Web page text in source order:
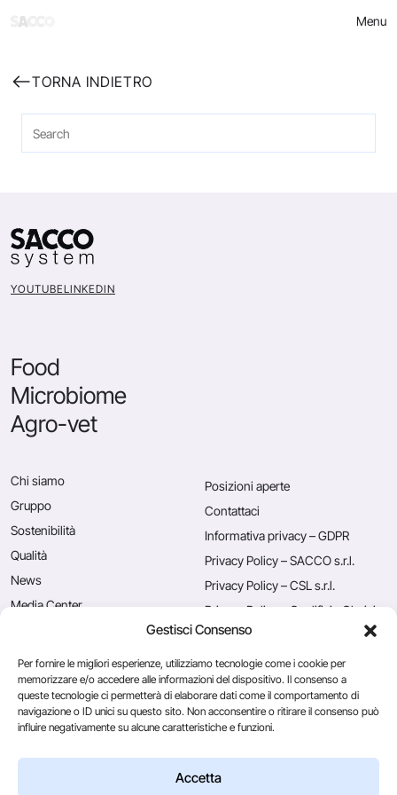
Gestisci Consenso
Per fornire le migliori esperienze, utilizziamo tecnologie come i cookie per
memorizzare e/o accedere alle informazioni del dispositivo. Il consenso a
queste tecnologie ci permetterà di elaborare dati come il comportamento di
navigazione o ID unici su questo sito. Non acconsentire o ritirare il consenso può
influire negativamente su alcune caratteristiche e funzioni.
Accetta
Menu
TORNA INDIETRO
YOUTUBELINKEDIN
Food
Microbiome
Agro-vet
Chi siamo
Gruppo
Sostenibilità
Qualità
News
Media Center
Posizioni aperte
Contattaci
Informativa privacy – GDPR
Privacy Policy – SACCO s.r.l.
Privacy Policy – CSL s.r.l.
Privacy Policy – Caglificio Clerici
S.p.A.
Caglificio Clerici
Ingredients